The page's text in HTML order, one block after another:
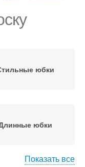
юбки
юбки
Показать все